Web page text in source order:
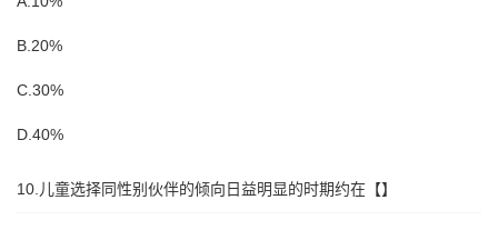
B.20%
C.30%
D.40%
10.儿童选择同性别伙伴的倾向日益明显的时期约在【】